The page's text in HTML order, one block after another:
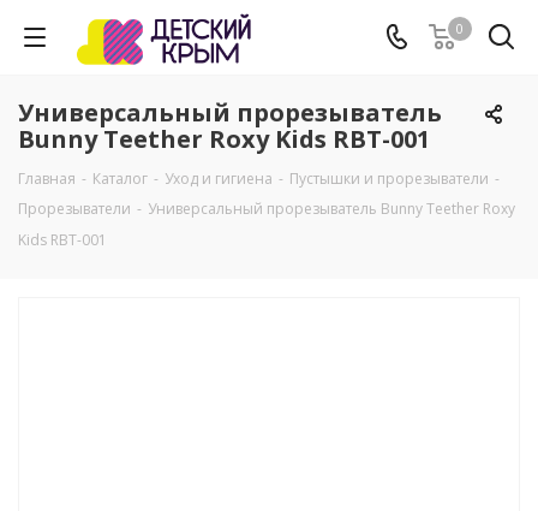
0
Универсальный прорезыватель
Bunny Teether Roxy Kids RBT-001
Главная - Каталог - Уход и гигиена - Пустышки и прорезыватели -
Прорезыватели - Универсальный прорезыватель Bunny Teether Roxy
Kids RBT-001